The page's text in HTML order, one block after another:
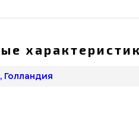
Голландия